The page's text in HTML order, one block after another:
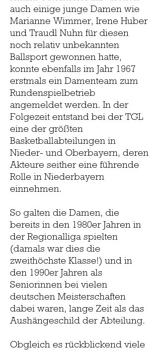
auch einige junge Damen wie
Marianne Wimmer, Irene Huber
und Traudl Nuhn für diesen
noch relativ unbekannten
Ballsport gewonnen hatte,
konnte ebenfalls im Jahr 1967
erstmals ein Damenteam zum
Rundenspielbetrieb
angemeldet werden. In der
Folgezeit entstand bei der TGL
eine der größten
Basketballabteilungen in
Nieder- und Oberbayern, deren
Akteure seither eine führende
Rolle in Niederbayern
einnehmen.
So galten die Damen, die
bereits in den 1980er Jahren in
der Regionalliga spielten
(damals war dies die
zweithöchste Klasse!) und in
den 1990er Jahren als
Seniorinnen bei vielen
deutschen Meisterschaften
dabei waren, lange Zeit als das
Aushängeschild der Abteilung.
Obgleich es rückblickend viele